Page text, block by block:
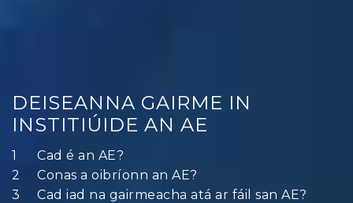
DEISEANNA GAIRME IN
INSTITIÚIDE AN AE
Cad é an AE?
Conas a oibríonn an AE?
Cad iad na gairmeacha atá ar fáil san AE?